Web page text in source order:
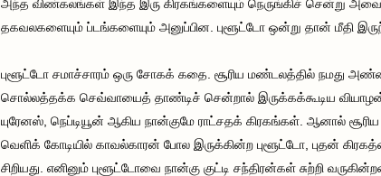
அந்த விண்கலங்கள் இந்த இரு கிரகங்களையும் நெருங்கிச் சென்று அவை
தகவலகளையும் ப்டங்களையும் அனுப்பின. புளூட்டோ ஒன்று தான் மீதி
புளூட்டோ சமாச்சாரம் ஒரு சோகக் கதை. சூரிய மண்டலத்தில் நமது
சொல்லத்தக்க செவ்வாயைத் தாண்டிச் சென்றால் இருக்கக்கூடிய
யுரேனஸ், நெப்டியூன் ஆகிய நான்குமே ராட்சதக் கிரகங்கள். ஆனால்
வெளிக் கோடியில் காவல்காரன் போல இருக்கின்ற புளூட்டோ, புதன்
சிறியது. எனினும் புளூட்டோவை நான்கு குட்டி சந்திரன்கள் சுற்றி